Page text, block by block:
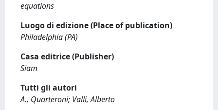
equations
Luogo di edizione (Place of publication)
Philadelphia (PA)
Casa editrice (Publisher)
Siam
Tutti gli autori
A., Quarteroni; Valli, Alberto